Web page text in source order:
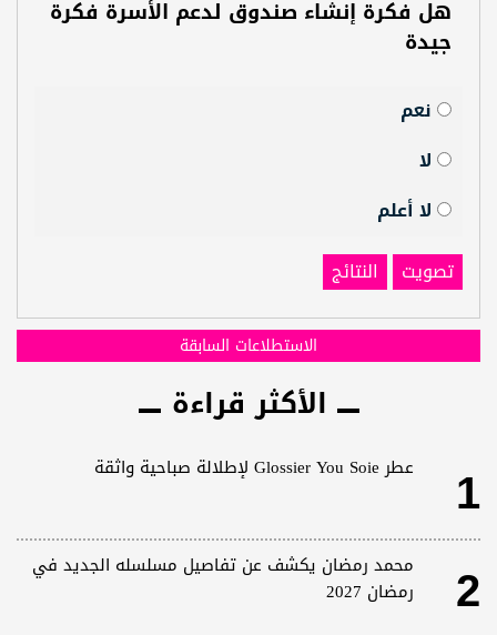
هل فكرة إنشاء صندوق لدعم الأسرة فكرة
جيدة
نعم
لا
لا أعلم
تصويت
النتائج
الاستطلاعات السابقة
الأكثر قراءة
1 عطر Glossier You Soie لإطلالة صباحية واثقة
2
محمد رمضان يكشف عن تفاصيل مسلسله الجديد في
رمضان 2027